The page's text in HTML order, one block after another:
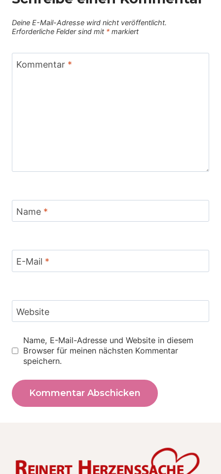
Deine E-Mail-Adresse wird nicht veröffentlicht.
Erforderliche Felder sind mit * markiert
Kommentar *
Name *
E-Mail *
Website
Name, E-Mail-Adresse und Website in diesem
Browser für meinen nächsten Kommentar
speichern.